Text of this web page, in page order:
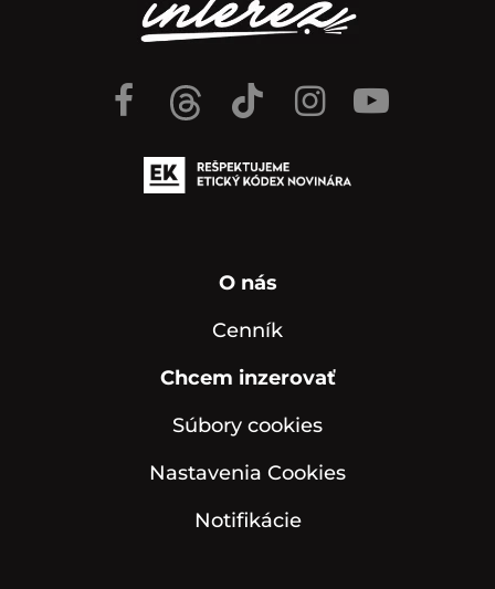
O nás
Cenník
Chcem inzerovať
Súbory cookies
Nastavenia Cookies
Notifikácie